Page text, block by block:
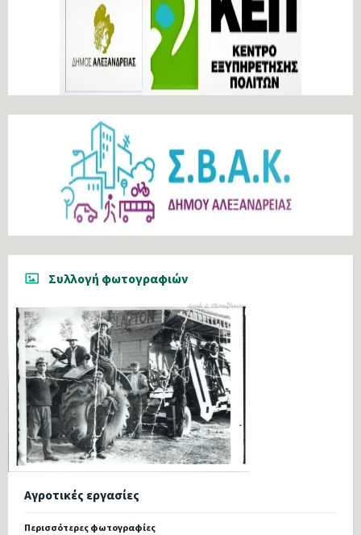
Συλλογή φωτογραφιών
Αγροτικές εργασίες
Περισσότερες φωτογραφίες